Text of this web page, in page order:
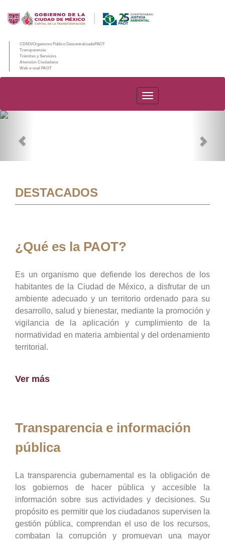
CDMX/Organismo Público Descentralizado/PAOT
Transparencia
Trámites y Servicios
Atención Ciudadana
Web e-mail PAOT
PAOT
DESTACADOS
¿Qué es la PAOT?
Es un organismo que defiende los derechos de los
habitantes de la Ciudad de México, a disfrutar de un
ambiente adecuado y un territorio ordenado para su
desarrollo, salud y bienestar, mediante la promoción y
vigilancia de la aplicación y cumplimiento de la
normatividad en materia ambiental y del ordenamiento
territorial.
Ver más
Transparencia e información
pública
La transparencia gubernamental es la obligación de
los gobiernos de hacer pública y accesible la
información sobre sus actividades y decisiones. Su
propósito es permitir que los ciudadanos supervisen la
gestión pública, comprendan el uso de los recursos,
combatan la corrupción y promuevan una mayor